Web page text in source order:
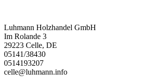
Luhmann Holzhandel GmbH
Im Rolande 3
29223 Celle, DE
05141/38430
0514193207
celle@luhmann.info